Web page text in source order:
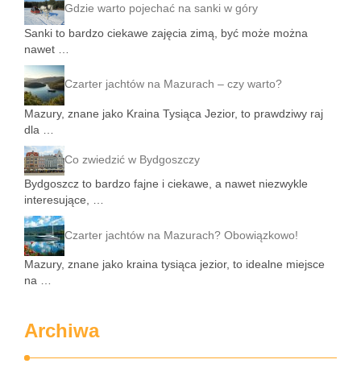
Gdzie warto pojechać na sanki w góry
Sanki to bardzo ciekawe zajęcia zimą, być może można
nawet …
Czarter jachtów na Mazurach – czy warto?
Mazury, znane jako Kraina Tysiąca Jezior, to prawdziwy raj
dla …
Co zwiedzić w Bydgoszczy
Bydgoszcz to bardzo fajne i ciekawe, a nawet niezwykle
interesujące, …
Czarter jachtów na Mazurach? Obowiązkowo!
Mazury, znane jako kraina tysiąca jezior, to idealne miejsce
na …
Archiwa